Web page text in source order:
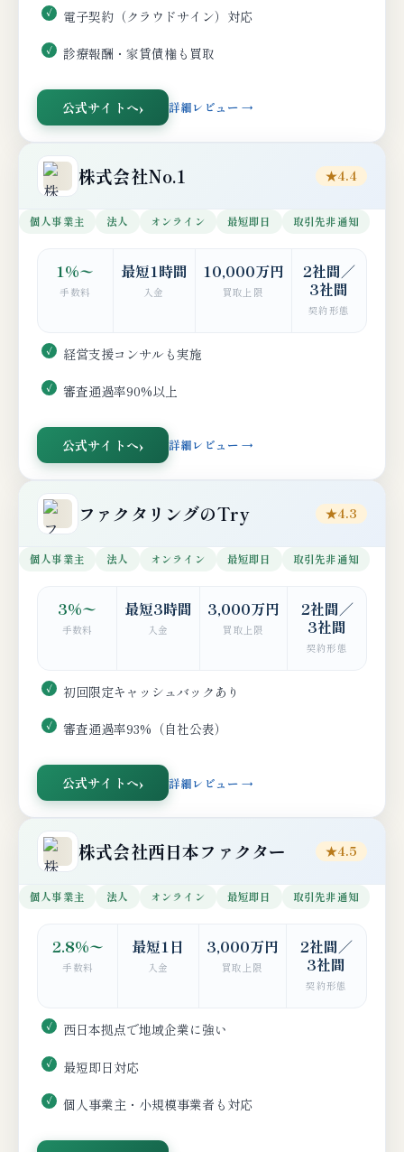
電子契約（クラウドサイン）対応
診療報酬・家賃債権も買取
公式サイトへ 詳細レビュー →
株式会社No.1 ★4.4
個人事業主 法人 オンライン 最短即日 取引先非通知
1%〜
手数料
最短1時間
入金
10,000万円
買取上限
2社間／
3社間
契約形態
経営支援コンサルも実施
審査通過率90%以上
公式サイトへ 詳細レビュー →
ファクタリングのTry ★4.3
個人事業主 法人 オンライン 最短即日 取引先非通知
3%〜
手数料
最短3時間
入金
3,000万円
買取上限
2社間／
3社間
契約形態
初回限定キャッシュバックあり
審査通過率93%（自社公表）
公式サイトへ 詳細レビュー →
株式会社西日本ファクター ★4.5
個人事業主 法人 オンライン 最短即日 取引先非通知
2.8%〜
手数料
最短1日
入金
3,000万円
買取上限
2社間／
3社間
契約形態
西日本拠点で地域企業に強い
最短即日対応
個人事業主・小規模事業者も対応